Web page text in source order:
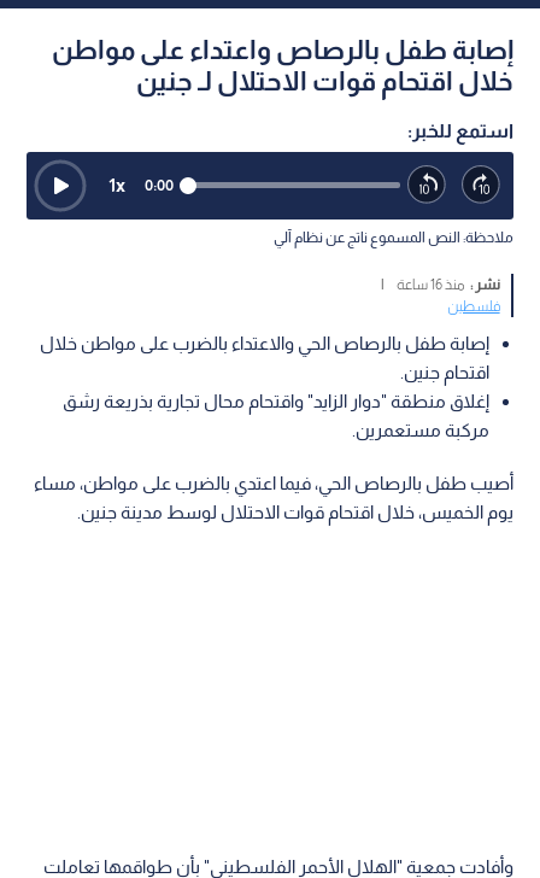
إصابة طفل بالرصاص واعتداء على مواطن
خلال اقتحام قوات الاحتلال لـ جنين
استمع للخبر:
0:00
1x
ملاحظة: النص المسموع ناتج عن نظام آلي
نشر : منذ 16 ساعة
|
فلسطين
إصابة طفل بالرصاص الحي والاعتداء بالضرب على مواطن خلال
اقتحام جنين.
إغلاق منطقة "دوار الزايد" واقتحام محال تجارية بذريعة رشق
مركبة مستعمرين.
أصيب طفل بالرصاص الحي، فيما اعتدي بالضرب على مواطن، مساء
يوم الخميس، خلال اقتحام قوات الاحتلال لوسط مدينة جنين.
وأفادت جمعية "الهلال الأحمر الفلسطيني" بأن طواقمها تعاملت